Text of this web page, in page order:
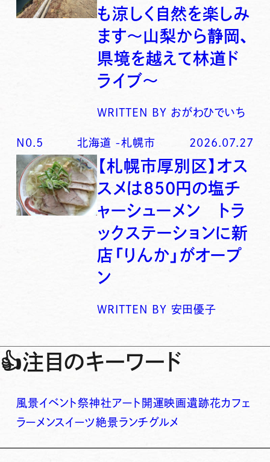
も涼しく自然を楽しみ
ます〜山梨から静岡、
県境を越えて林道ド
ライブ〜
WRITTEN BY おがわひでいち
N0. 5 北海道 -札幌市 2026.07.27
【札幌市厚別区】オス
スメは850円の塩チ
ャーシューメン トラ
ックステーションに新
店「りんか」がオープ
ン
WRITTEN BY 安田優子
👍注目のキーワード
風景イベント祭神社アート 開運映画遺跡花カフェ
ラーメンスイーツ絶景ランチグルメ